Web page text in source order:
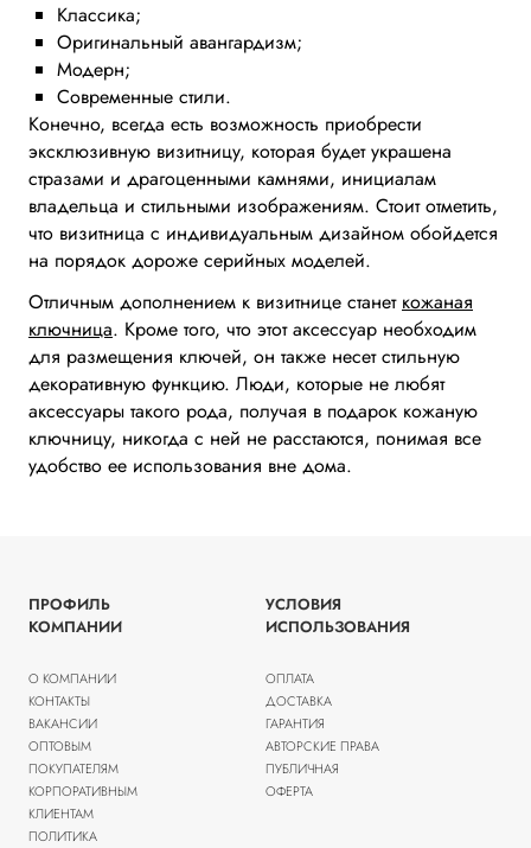
Классика;
Оригинальный авангардизм;
Модерн;
Современные стили.
Конечно, всегда есть возможность приобрести
эксклюзивную визитницу, которая будет украшена
стразами и драгоценными камнями, инициалам
владельца и стильными изображениям. Стоит отметить,
что визитница с индивидуальным дизайном обойдется
на порядок дороже серийных моделей.
Отличным дополнением к визитнице станет кожаная
ключница. Кроме того, что этот аксессуар необходим
для размещения ключей, он также несет стильную
декоративную функцию. Люди, которые не любят
аксессуары такого рода, получая в подарок кожаную
ключницу, никогда с ней не расстаются, понимая все
удобство ее использования вне дома.
ПРОФИЛЬ
КОМПАНИИ
О КОМПАНИИ
КОНТАКТЫ
ВАКАНСИИ
ОПТОВЫМ
ПОКУПАТЕЛЯМ
КОРПОРАТИВНЫМ
КЛИЕНТАМ
ПОЛИТИКА
УСЛОВИЯ
ИСПОЛЬЗОВАНИЯ
ОПЛАТА
ДОСТАВКА
ГАРАНТИЯ
АВТОРСКИЕ ПРАВА
ПУБЛИЧНАЯ
ОФЕРТА